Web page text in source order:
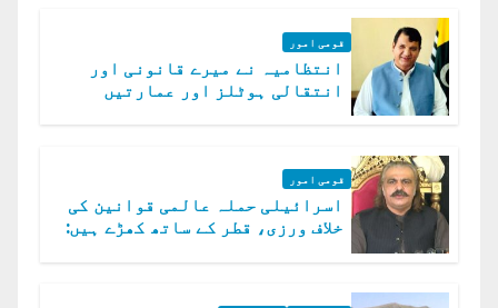
قومی امور
انتظامیہ نے میرے قانونی اور
انتقالی ہوٹلز اور عمارتیں
قومی امور
اسرائیلی حملہ عالمی قوانین کی
خلاف ورزی، قطر کے ساتھ کھڑے ہیں: